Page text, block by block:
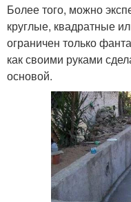
Более того, можно
круглые, квадратные
ограничен только
как своими руками
основой.